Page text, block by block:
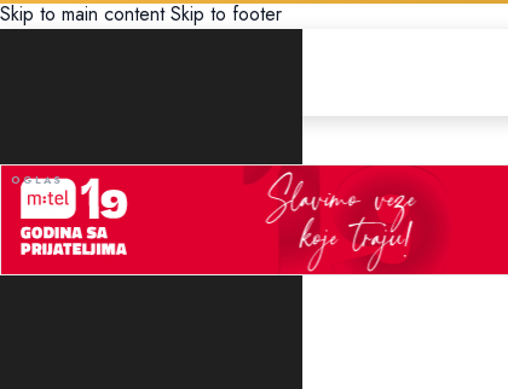
Skip to main content Skip to footer